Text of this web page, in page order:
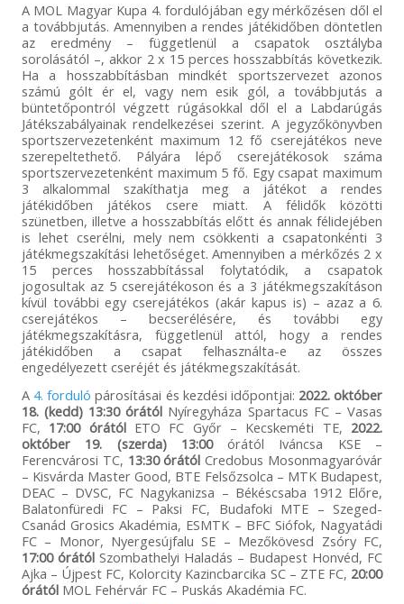
A MOL Magyar Kupa 4. fordulójában egy mérkőzésen dől el
a továbbjutás. Amennyiben a rendes játékidőben döntetlen
az eredmény – függetlenül a csapatok osztályba
sorolásától –, akkor 2 x 15 perces hosszabbítás következik.
Ha a hosszabbításban mindkét sportszervezet azonos
számú gólt ér el, vagy nem esik gól, a továbbjutás a
büntetőpontról végzett rúgásokkal dől el a Labdarúgás
Játékszabályainak rendelkezései szerint. A jegyzőkönyvben
sportszervezetenként maximum 12 fő cserejátékos neve
szerepeltethető. Pályára lépő cserejátékosok száma
sportszervezetenként maximum 5 fő. Egy csapat maximum
3 alkalommal szakíthatja meg a játékot a rendes
játékidőben játékos csere miatt. A félidők közötti
szünetben, illetve a hosszabbítás előtt és annak félidejében
is lehet cserélni, mely nem csökkenti a csapatonkénti 3
játékmegszakítási lehetőséget. Amennyiben a mérkőzés 2 x
15 perces hosszabbítással folytatódik, a csapatok
jogosultak az 5 cserejátékoson és a 3 játékmegszakításon
kívül további egy cserejátékos (akár kapus is) – azaz a 6.
cserejátékos – becserélésére, és további egy
játékmegszakításra, függetlenül attól, hogy a rendes
játékidőben a csapat felhasználta-e az összes
engedélyezett cseréjét és játékmegszakítását.
A 4. forduló párosításai és kezdési időpontjai: 2022. október
18. (kedd) 13:30 órától Nyíregyháza Spartacus FC – Vasas
FC, 17:00 órátólETO FC Győr – Kecskeméti TE, 2022.
október 19. (szerda) 13:00órától Iváncsa KSE –
Ferencvárosi TC, 13:30 órától Credobus Mosonmagyaróvár
– Kisvárda Master Good, BTE Felsőzsolca – MTK Budapest,
DEAC – DVSC, FC Nagykanizsa – Békéscsaba 1912 Előre,
Balatonfüredi FC – Paksi FC, Budafoki MTE – Szeged-
Csanád Grosics Akadémia, ESMTK – BFC Siófok, Nagyatádi
FC – Monor, Nyergesújfalu SE – Mezőkövesd Zsóry FC,
17:00 órátólSzombathelyi Haladás – Budapest Honvéd, FC
Ajka – Újpest FC, Kolorcity Kazincbarcika SC – ZTE FC, 20:00
órátólMOL Fehérvár FC – Puskás Akadémia FC.